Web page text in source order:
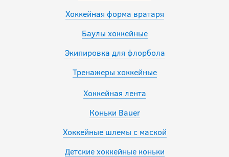
Хоккейная форма вратаря
Баулы хоккейные
Экипировка для флорбола
Тренажеры хоккейные
Хоккейная лента
Коньки Bauer
Хоккейные шлемы с маской
Детские хоккейные коньки